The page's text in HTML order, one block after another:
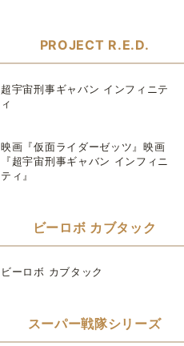
PROJECT R.E.D.
超宇宙刑事ギャバン インフィニテ
ィ
映画『仮面ライダーゼッツ』映画
『超宇宙刑事ギャバン インフィニ
ティ』
ビーロボ カブタック
ビーロボ カブタック
スーパー戦隊シリーズ